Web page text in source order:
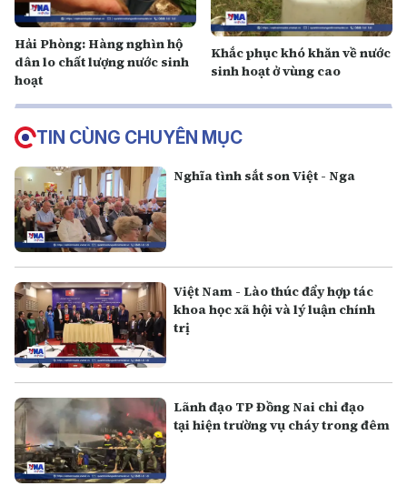
Hải Phòng: Hàng nghìn hộ
dân lo chất lượng nước sinh
hoạt
Khắc phục khó khăn về nước
sinh hoạt ở vùng cao
TIN CÙNG CHUYÊN MỤC
Nghĩa tình sắt son Việt - Nga
Việt Nam - Lào thúc đẩy hợp tác
khoa học xã hội và lý luận chính
trị
Lãnh đạo TP Đồng Nai chỉ đạo
tại hiện trường vụ cháy trong đêm